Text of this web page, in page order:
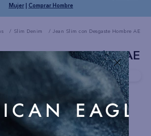
Mujer| Comprar Hombre
Slim Denim Jean Slim con Desgaste Hombre AE
Desgaste Hombre AE
Última unidad disponible